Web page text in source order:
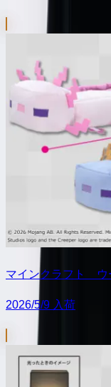
マインクラフト ウ
2026/5/9 入荷